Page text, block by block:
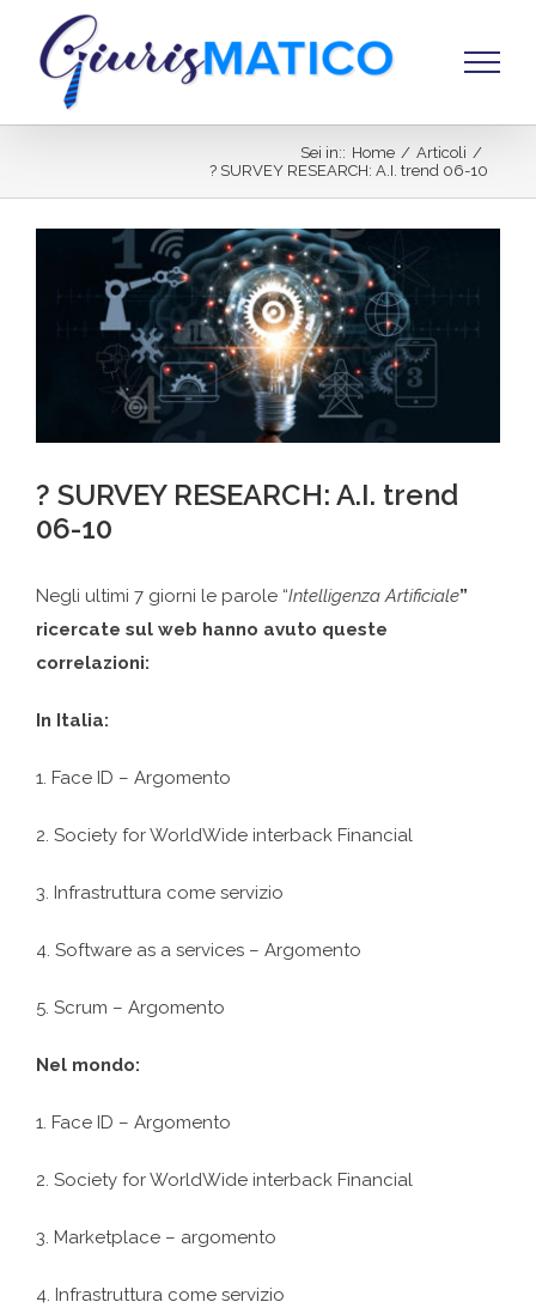
contenuto
Sei in:: Home / Articoli /
? SURVEY RESEARCH: A.I. trend 06-10
Ingrandisci
immagine
? SURVEY RESEARCH: A.I. trend
06-10
Negli ultimi 7 giorni le parole “Intelligenza Artificiale”
ricercate sul web hanno avuto queste
correlazioni:
In Italia:
1. Face ID – Argomento
2. Society for WorldWide interback Financial
3. Infrastruttura come servizio
4. Software as a services – Argomento
5. Scrum – Argomento
Nel mondo:
1. Face ID – Argomento
2. Society for WorldWide interback Financial
3. Marketplace – argomento
4. Infrastruttura come servizio